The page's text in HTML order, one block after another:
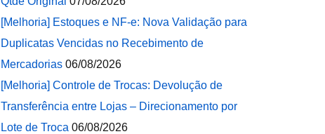
[Melhoria] Estoques e NF-e: Nova Validação para
Duplicatas Vencidas no Recebimento de
Mercadorias 06/08/2026
[Melhoria] Controle de Trocas: Devolução de
Transferência entre Lojas – Direcionamento por
Lote de Troca 06/08/2026